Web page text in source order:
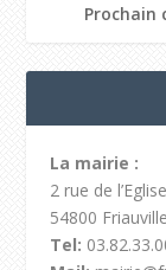
Prochain
La mairie :
2 rue de l’Eglise
54800 Friauville
Tel: